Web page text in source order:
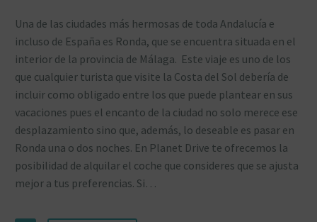
Una de las ciudades más hermosas de toda Andalucía e
incluso de España es Ronda, que se encuentra situada en el
interior de la provincia de Málaga. Este viaje es uno de los
que cualquier turista que visite la Costa del Sol debería de
incluir como obligado entre los que puede plantear en sus
vacaciones pues el encanto de la ciudad no solo merece ese
desplazamiento sino que, además, lo deseable es pasar en
Ronda una o dos noches. En Planet Drive te ofrecemos la
posibilidad de alquilar el coche que consideres que se ajusta
mejor a tus preferencias. Si…